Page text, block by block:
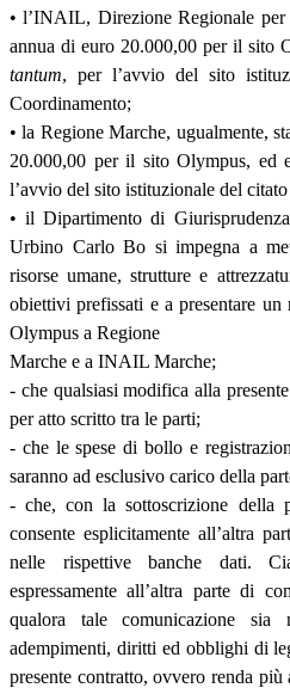
• l’INAIL, Direzione Regionale per
annua di euro 20.000,00 per il sito
tantum, per l’avvio del sito
Coordinamento;
• la Regione Marche, ugualmente,
20.000,00 per il sito Olympus, ed
l’avvio del sito istituzionale del
• il Dipartimento di
Urbino Carlo Bo si impegna a
risorse umane, strutture e
obiettivi prefissati e a presentare
Olympus a Regione
Marche e a INAIL Marche;
- che qualsiasi modifica alla
per atto scritto tra le parti;
- che le spese di bollo e
saranno ad esclusivo carico della
- che, con la sottoscrizione della
consente esplicitamente all’altra
nelle rispettive banche dati.
espressamente all’altra parte di
qualora tale comunicazione sia
adempimenti, diritti ed obblighi di
presente contratto, ovvero renda